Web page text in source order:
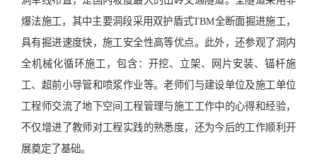
爆法施工，其中主要洞段采用双护盾式TBM全断面掘进施工，
具有掘进速度快，施工安全性高等优点。此外，还参观了洞内
全机械化循环施工，包含：开挖、立架、网片安装、锚杆施
工、超前小导管和喷浆作业等。老师们与建设单位及施工单位
工程师交流了地下空间工程管理与施工工作中的心得和经验，
不仅增进了教师对工程实践的熟悉度，还为今后的工作顺利开
展奠定了基础。